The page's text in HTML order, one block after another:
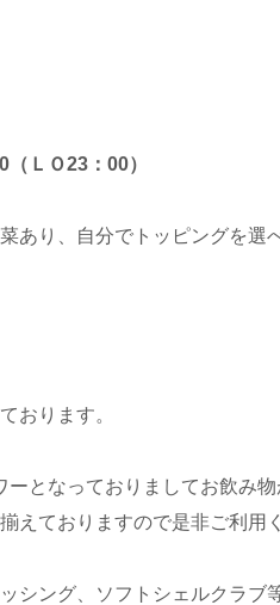
ＬＯ23：00）
あり、自分でトッピングを選
おります。
となっておりましてお飲み物
えておりますので是非ご利用
シング、ソフトシェルクラブ